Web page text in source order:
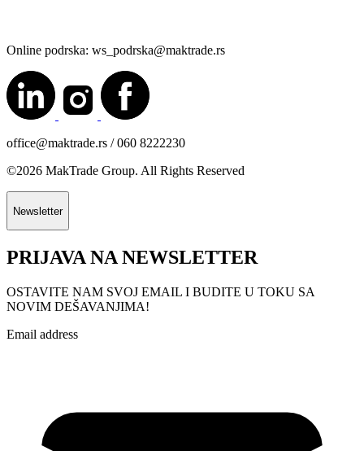
Online podrska: ws_podrska@maktrade.rs
office@maktrade.rs / 060 8222230
©2026 MakTrade Group. All Rights Reserved
Newsletter
PRIJAVA NA NEWSLETTER
OSTAVITE NAM SVOJ EMAIL I BUDITE U TOKU SA
NOVIM DEŠAVANJIMA!
Email address